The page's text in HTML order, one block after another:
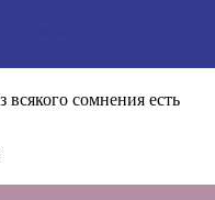
сомнения есть